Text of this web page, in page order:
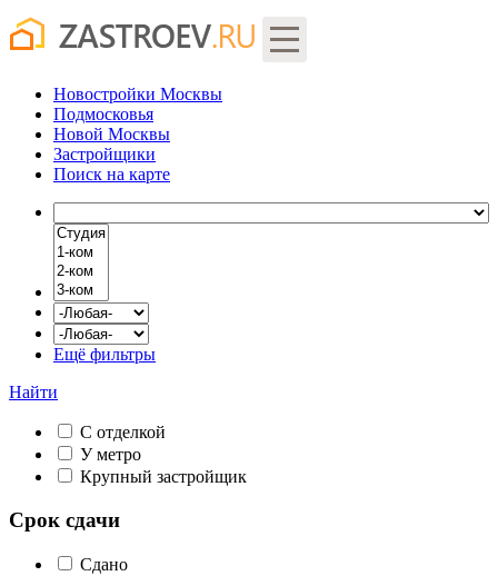
Новостройки Москвы
Подмосковья
Новой Москвы
Застройщики
Поиск на карте
Ещё фильтры
Найти
С отделкой
У метро
Крупный застройщик
Срок сдачи
Сдано